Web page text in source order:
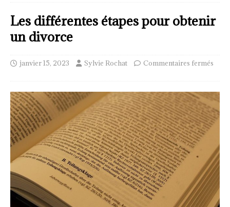
Les différentes étapes pour obtenir
un divorce
janvier 15, 2023 Sylvie Rochat Commentaires fermés